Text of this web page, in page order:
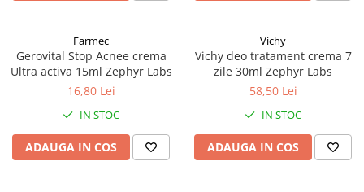
Farmec
Gerovital Stop Acnee crema
Ultra activa 15ml Zephyr Labs
16,80 Lei
IN STOC
ADAUGA IN COS
Vichy
Vichy deo tratament crema 7
zile 30ml Zephyr Labs
58,50 Lei
IN STOC
ADAUGA IN COS